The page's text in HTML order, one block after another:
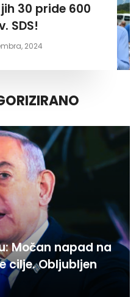
članov. SDS!
2024
Močan napad na
cilje. Obljubljen